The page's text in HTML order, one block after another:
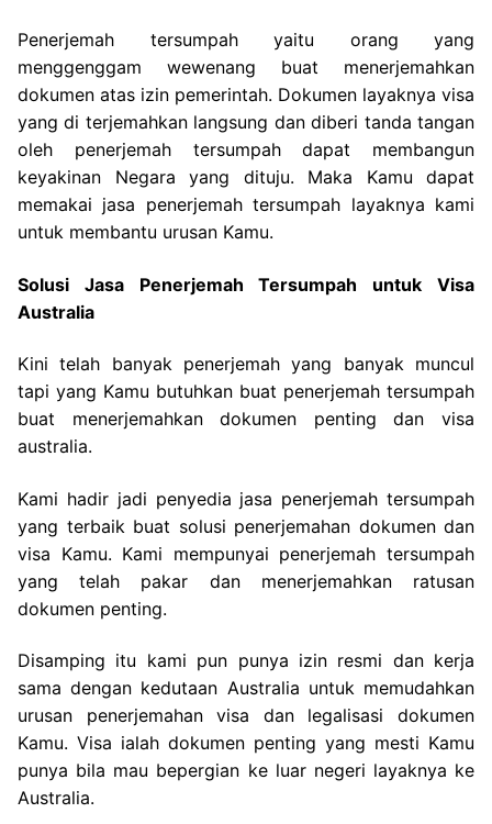
Penerjemah tersumpah yaitu orang yang
menggenggam wewenang buat menerjemahkan
dokumen atas izin pemerintah. Dokumen layaknya visa
yang di terjemahkan langsung dan diberi tanda tangan
oleh penerjemah tersumpah dapat membangun
keyakinan Negara yang dituju. Maka Kamu dapat
memakai jasa penerjemah tersumpah layaknya kami
untuk membantu urusan Kamu.
Solusi Jasa Penerjemah Tersumpah untuk Visa
Australia
Kini telah banyak penerjemah yang banyak muncul
tapi yang Kamu butuhkan buat penerjemah tersumpah
buat menerjemahkan dokumen penting dan visa
australia.
Kami hadir jadi penyedia jasa penerjemah tersumpah
yang terbaik buat solusi penerjemahan dokumen dan
visa Kamu. Kami mempunyai penerjemah tersumpah
yang telah pakar dan menerjemahkan ratusan
dokumen penting.
Disamping itu kami pun punya izin resmi dan kerja
sama dengan kedutaan Australia untuk memudahkan
urusan penerjemahan visa dan legalisasi dokumen
Kamu. Visa ialah dokumen penting yang mesti Kamu
punya bila mau bepergian ke luar negeri layaknya ke
Australia.